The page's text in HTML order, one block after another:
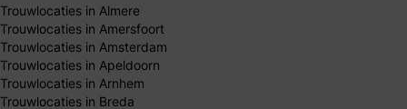
Trouwlocaties in Almere
Trouwlocaties in Amersfoort
Trouwlocaties in Amsterdam
Trouwlocaties in Apeldoorn
Trouwlocaties in Arnhem
Trouwlocaties in Breda